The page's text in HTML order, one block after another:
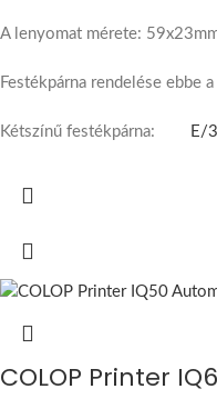
A lenyomat mérete:
Festékpárna rendelése ebbe
Kétszínű festékpárna: E/
COLOP Printer